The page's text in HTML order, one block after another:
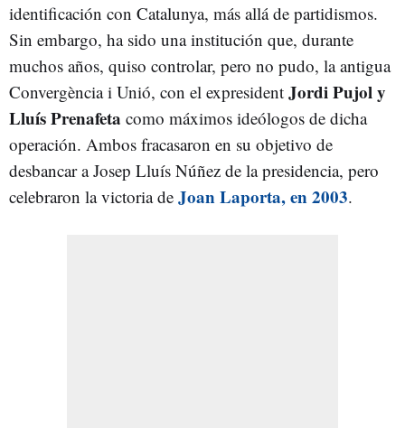
identificación con Catalunya, más allá de partidismos.
Sin embargo, ha sido una institución que, durante
muchos años, quiso controlar, pero no pudo, la antigua
Convergència i Unió, con el expresident Jordi Pujol y
Lluís Prenafeta como máximos ideólogos de dicha
operación. Ambos fracasaron en su objetivo de
desbancar a Josep Lluís Núñez de la presidencia, pero
celebraron la victoria de Joan Laporta, en 2003.